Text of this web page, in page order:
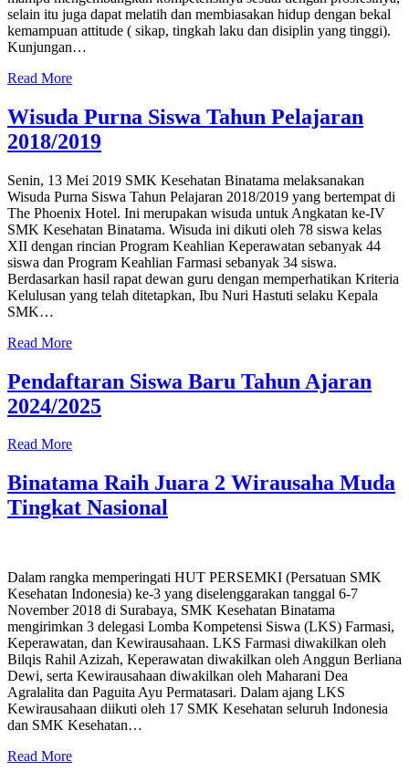
selain itu juga dapat melatih dan membiasakan hidup dengan bekal
kemampuan attitude ( sikap, tingkah laku dan disiplin yang tinggi).
Kunjungan…
Read More
Wisuda Purna Siswa Tahun Pelajaran
2018/2019
Senin, 13 Mei 2019 SMK Kesehatan Binatama melaksanakan
Wisuda Purna Siswa Tahun Pelajaran 2018/2019 yang bertempat di
The Phoenix Hotel. Ini merupakan wisuda untuk Angkatan ke-IV
SMK Kesehatan Binatama. Wisuda ini dikuti oleh 78 siswa kelas
XII dengan rincian Program Keahlian Keperawatan sebanyak 44
siswa dan Program Keahlian Farmasi sebanyak 34 siswa.
Berdasarkan hasil rapat dewan guru dengan memperhatikan Kriteria
Kelulusan yang telah ditetapkan, Ibu Nuri Hastuti selaku Kepala
SMK…
Read More
Pendaftaran Siswa Baru Tahun Ajaran
2024/2025
Read More
Binatama Raih Juara 2 Wirausaha Muda
Tingkat Nasional
Dalam rangka memperingati HUT PERSEMKI (Persatuan SMK
Kesehatan Indonesia) ke-3 yang diselenggarakan tanggal 6-7
November 2018 di Surabaya, SMK Kesehatan Binatama
mengirimkan 3 delegasi Lomba Kompetensi Siswa (LKS) Farmasi,
Keperawatan, dan Kewirausahaan. LKS Farmasi diwakilkan oleh
Bilqis Rahil Azizah, Keperawatan diwakilkan oleh Anggun Berliana
Dewi, serta Kewirausahaan diwakilkan oleh Maharani Dea
Agralalita dan Paguita Ayu Permatasari. Dalam ajang LKS
Kewirausahaan diikuti oleh 17 SMK Kesehatan seluruh Indonesia
dan SMK Kesehatan…
Read More